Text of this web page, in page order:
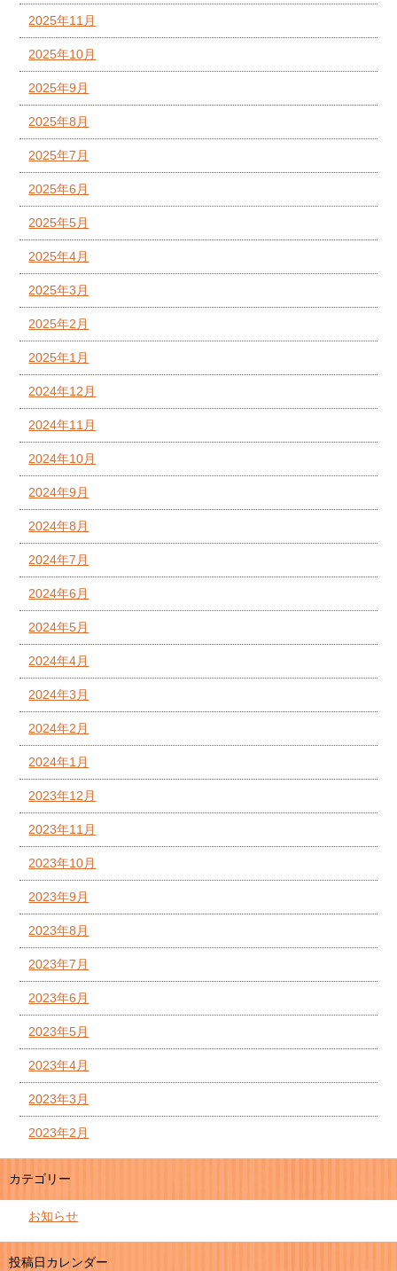
2025年11月
2025年10月
2025年9月
2025年8月
2025年7月
2025年6月
2025年5月
2025年4月
2025年3月
2025年2月
2025年1月
2024年12月
2024年11月
2024年10月
2024年9月
2024年8月
2024年7月
2024年6月
2024年5月
2024年4月
2024年3月
2024年2月
2024年1月
2023年12月
2023年11月
2023年10月
2023年9月
2023年8月
2023年7月
2023年6月
2023年5月
2023年4月
2023年3月
2023年2月
カテゴリー
お知らせ
投稿日カレンダー